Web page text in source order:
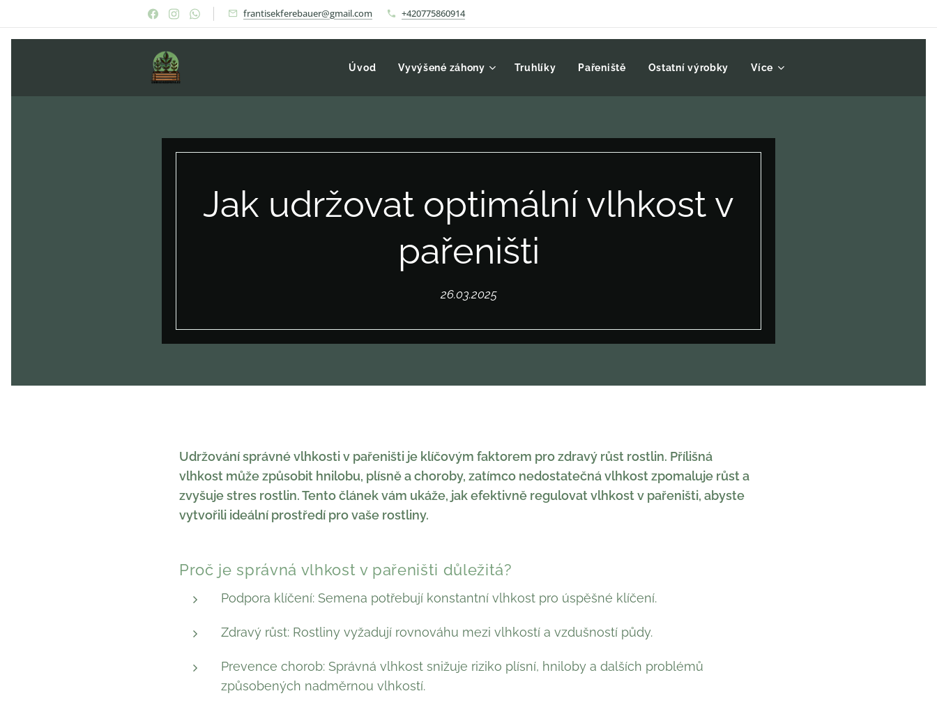
frantisekferebauer@gmail.com +420775860914
Úvod Vyvýšené záhony Truhlíky Pařeniště Ostatní výrobky Více
Jak udržovat optimální vlhkost v
pařeništi
26.03.2025
Udržování správné vlhkosti v pařeništi je klíčovým faktorem pro zdravý růst rostlin. Přílišná
vlhkost může způsobit hnilobu, plísně a choroby, zatímco nedostatečná vlhkost zpomaluje růst a
zvyšuje stres rostlin. Tento článek vám ukáže, jak efektivně regulovat vlhkost v pařeništi, abyste
vytvořili ideální prostředí pro vaše rostliny.
Proč je správná vlhkost v pařeništi důležitá?
Podpora klíčení: Semena potřebují konstantní vlhkost pro úspěšné klíčení.
Zdravý růst: Rostliny vyžadují rovnováhu mezi vlhkostí a vzdušností půdy.
Prevence chorob: Správná vlhkost snižuje riziko plísní, hniloby a dalších problémů
způsobených nadměrnou vlhkostí.